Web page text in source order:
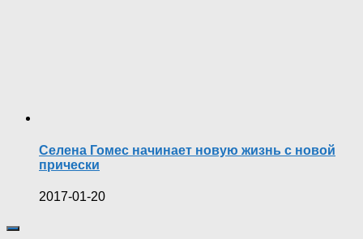
Селена Гомес начинает новую жизнь с новой
прически
2017-01-20